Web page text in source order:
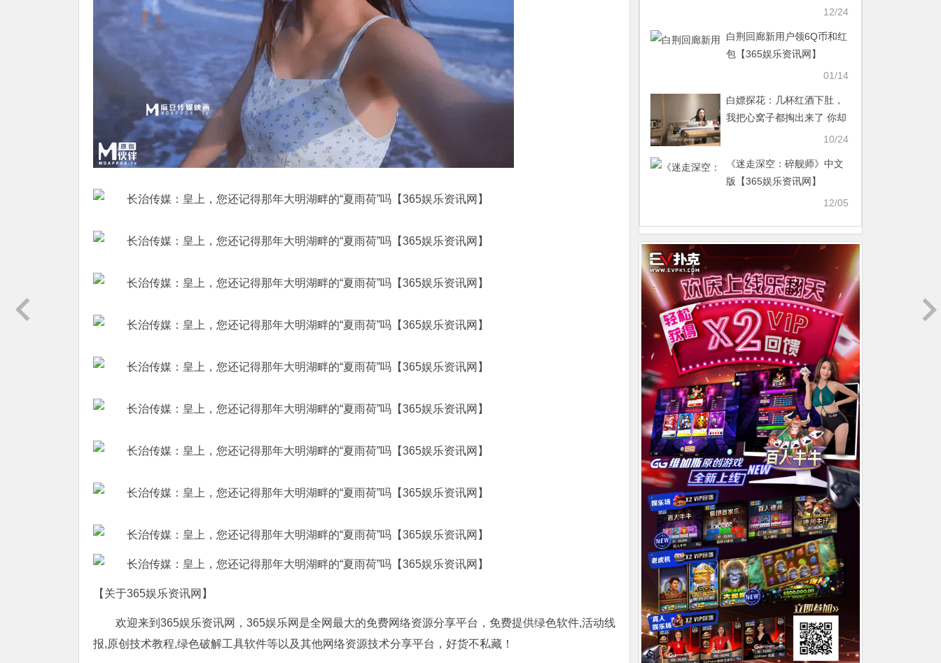
【关于365娱乐资讯网】
欢迎来到365娱乐资讯网，365娱乐网是全网最大的免费网络资源分享平台，免费提供绿色软件,活动线
报,原创技术教程,绿色破解工具软件等以及其他网络资源技术分享平台，好货不私藏！
12/24
白荆回廊新用户领6Q币和红
包【365娱乐资讯网】
01/14
白嫖探花：几杯红酒下肚，
我把心窝子都掏出来了 你却
在偷拍！！【365娱乐资讯
10/24
《迷走深空：碎舰师》中文
版【365娱乐资讯网】
12/05